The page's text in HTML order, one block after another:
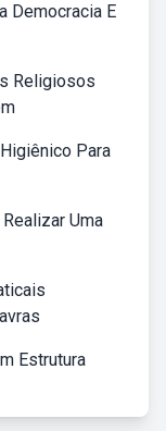
Democracia E
Religiosos
Para
Uma
Estrutura